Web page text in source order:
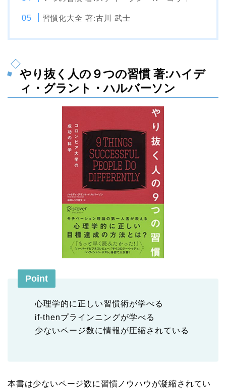
習慣化大全 著:古川 武士
やり抜く人の９つの習慣 著:ハイデ
ィ・グラント・ハルバーソン
Point
心理学的に正しい習慣術が学べる
if-thenプラインニングが学べる
少ないページ数に情報が圧縮されている
本書は少ないページ数に習慣ノウハウが凝縮されてい